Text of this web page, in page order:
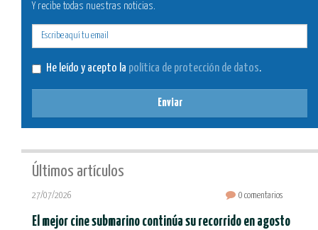
Y recibe todas nuestras noticias.
He leído y acepto la política de protección de datos.
Enviar
Últimos artículos
27/07/2026 0 comentarios
El mejor cine submarino continúa su recorrido en agosto